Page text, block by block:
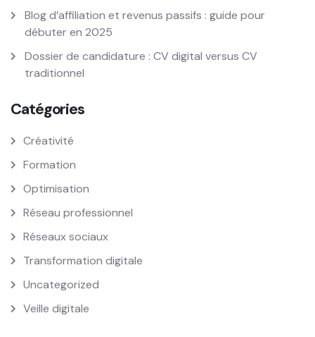
Blog d’affiliation et revenus passifs : guide pour
débuter en 2025
Dossier de candidature : CV digital versus CV
traditionnel
Catégories
Créativité
Formation
Optimisation
Réseau professionnel
Réseaux sociaux
Transformation digitale
Uncategorized
Veille digitale